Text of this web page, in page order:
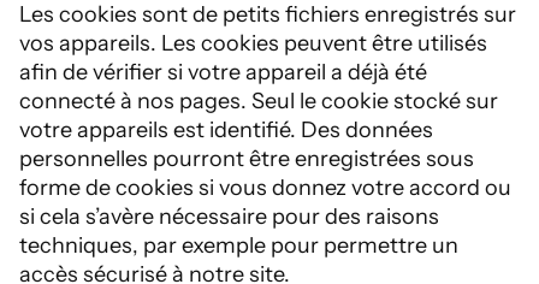
Les cookies sont de petits fichiers enregistrés sur
vos appareils. Les cookies peuvent être utilisés
afin de vérifier si votre appareil a déjà été
connecté à nos pages. Seul le cookie stocké sur
votre appareils est identifié. Des données
personnelles pourront être enregistrées sous
forme de cookies si vous donnez votre accord ou
si cela s’avère nécessaire pour des raisons
techniques, par exemple pour permettre un
accès sécurisé à notre site.